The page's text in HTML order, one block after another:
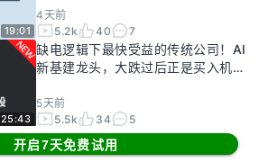
19:01
4天前
5.2k
40 7
25:43
缺电逻辑下最快受益的传统公司！AI
新基建龙头，大跌过后正是买入机
5天前
5.5k
34
5
微软史无前例大反转！蛰伏一年，巨
头终于准备好起飞了？
开启7天免费试用